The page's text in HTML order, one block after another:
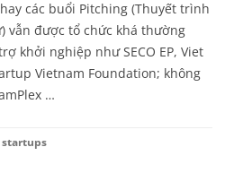
các buổi Pitching (Thuyết trình
vẫn được tổ chức khá thường
khởi nghiệp như SECO EP, Viet
Vietnam Foundation; không
…